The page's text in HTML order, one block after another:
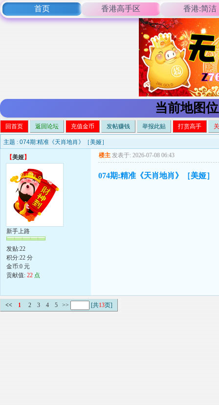
首页 香港高手区 香港:简洁
当前地图
回首页 返回论坛 充值金币 发帖赚钱 举报此贴 打赏高手
主题 : 074期:精准《天肖地肖》［美娅］
【美娅】
新手上路
发贴:22
积分:22 分
金币:0 元
贡献值: 22 点
楼主 发表于: 2026-07-08 06:43
074期:精准《天肖地肖》［美娅］
<< 1 2 3 4 5 >> [共13页]